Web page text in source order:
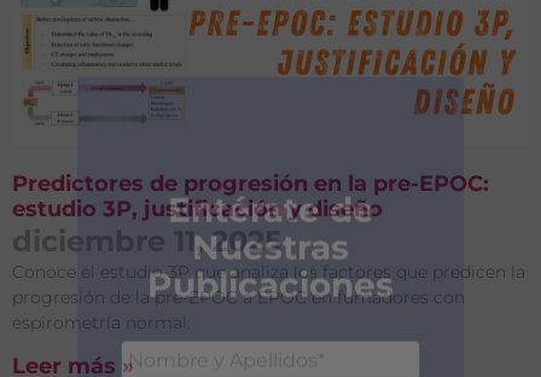
Predictores de progresión en la pre-EPOC:
estudio 3P, justificación y diseño
diciembre 11, 2025
Conoce el estudio 3P que analiza los factores que predicen la
progresión de la pre-EPOC a EPOC en fumadores con
espirometría normal.
Leer más »